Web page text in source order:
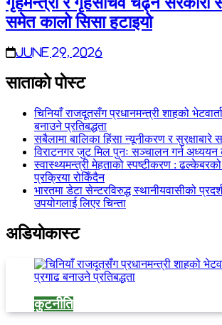
समेत कालो सिसा हटाइयो
June 29, 2026
साताकाे पाेस्ट
चिनियाँ राजदूतसँग प्रधानमन्त्री शाहको
बनाउने प्रतिबद्धता
सबैलामा बालिका हिंसा न्यूनीकरण र
विराटनगर जुट मिल पुनः सञ्चालन गर्न अध्ययन
स्वास्थ्यमन्त्री मेहताको स्पष्टीकरण : ढल्केबरको
प्रक्रिया रोकिँदैन
भारतमा डेटा सेन्टरविरुद्ध स्थानीयवासीको
उपयोगलाई लिएर चिन्ता
अडियाेकास्ट
कुटनीति